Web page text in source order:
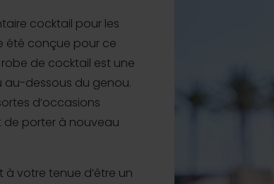
cocktail pour les
été conçue pour ce
de cocktail est une
dessous du genou.
d’occasions
de porter à nouveau
votre tenue d’être un